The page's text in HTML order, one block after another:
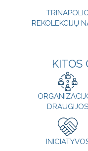
REKOLEKCIJŲ
KITOS
DRAUGIJOS